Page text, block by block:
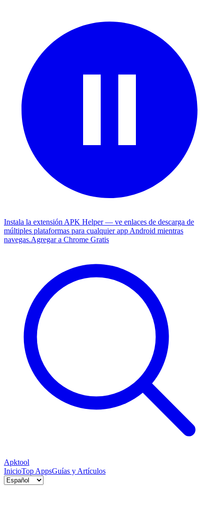
Instala la extensión APK Helper — ve enlaces de descarga de
múltiples plataformas para cualquier app Android mientras
navegas.Agregar a Chrome Gratis
Apktool
InicioTop AppsGuías y Artículos